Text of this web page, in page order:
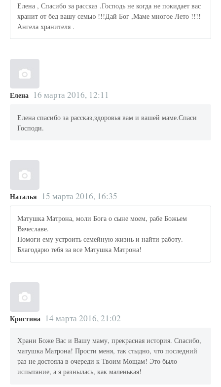
Елена , Спасибо за рассказ .Господь не когда не покидает вас
хранит от бед вашу семью !!!Дай Бог ,Маме многое Лето !!!!
Ангела хранителя .
Елена 16 марта 2016, 12:11
Елена спасибо за рассказ,здоровья вам и вашей маме.Спаси
Господи.
Наталья 15 марта 2016, 16:35
Матушка Матрона, моли Бога о сыне моем, рабе Божьем
Вячеславе.
Помоги ему устроить семейную жизнь и найти работу.
Благодарю тебя за все Матушка Матрона!
Кристина 14 марта 2016, 21:02
Храни Боже Вас и Вашу маму, прекрасная история. Спасибо,
матушка Матрона! Прости меня, так стыдно, что последний
раз не достояла в очереди к Твоим Мощам! Это было
испытание, а я разнылась, как маленькая!